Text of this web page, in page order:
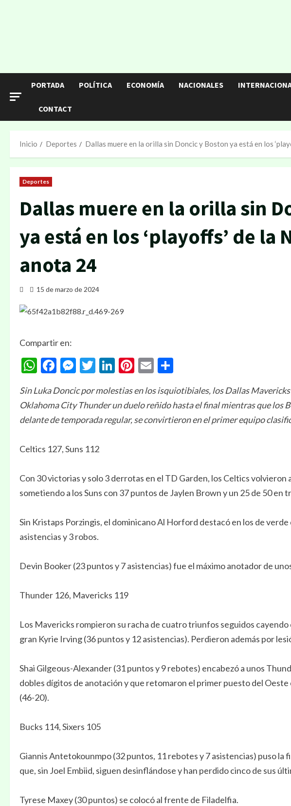
PORTADA POLÍTICA ECONOMÍA NACIONALES
CONTACT
Inicio Deportes Dallas muere en la orilla sin Doncic y Boston ya está en los
Deportes
Dallas muere en la orilla sin
ya está en los ‘playoffs’ de la
anota 24
15 de marzo de 2024
Compartir en:
WhatsApp
Facebook
Messenger
Twitter
LinkedIn
Pinterest
Email
Sin Luka Doncic por molestias en los isquiotibiales, los Dallas
Oklahoma City Thunder un duelo reñido hasta el final mientras que los
delante de temporada regular, se convirtieron en el primer equipo
Celtics 127, Suns 112
Con 30 victorias y solo 3 derrotas en el TD Garden, los Celtics
sometiendo a los Suns con 37 puntos de Jaylen Brown y un 25 de 50 en
Sin Kristaps Porzingis, el dominicano Al Horford destacó en los de
asistencias y 3 robos.
Devin Booker (23 puntos y 7 asistencias) fue el máximo anotador de
Thunder 126, Mavericks 119
Los Mavericks rompieron su racha de cuatro triunfos seguidos
gran Kyrie Irving (36 puntos y 12 asistencias). Perdieron además por
Shai Gilgeous-Alexander (31 puntos y 9 rebotes) encabezó a unos
dobles dígitos de anotación y que retomaron el primer puesto del
(46-20).
Bucks 114, Sixers 105
Giannis Antetokounmpo (32 puntos, 11 rebotes y 7 asistencias) puso la
que, sin Joel Embiid, siguen desinflándose y han perdido cinco de sus
Tyrese Maxey (30 puntos) se colocó al frente de Filadelfia.